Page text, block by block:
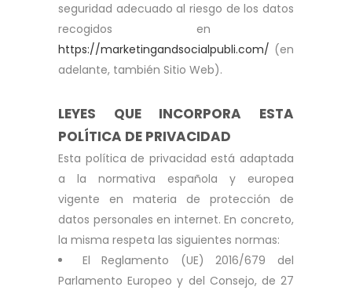
seguridad adecuado al riesgo de los datos
recogidos en ​​
https://marketingandsocialpubli.com/ (en
adelante, también Sitio Web).
LEYES QUE INCORPORA ESTA
POLÍTICA DE PRIVACIDAD
Esta política de privacidad está adaptada
a la normativa española y europea
vigente en materia de protección de
datos personales en internet. En concreto,
la misma respeta las siguientes normas:
El Reglamento (UE) 2016/679 del
Parlamento Europeo y del Consejo, de 27